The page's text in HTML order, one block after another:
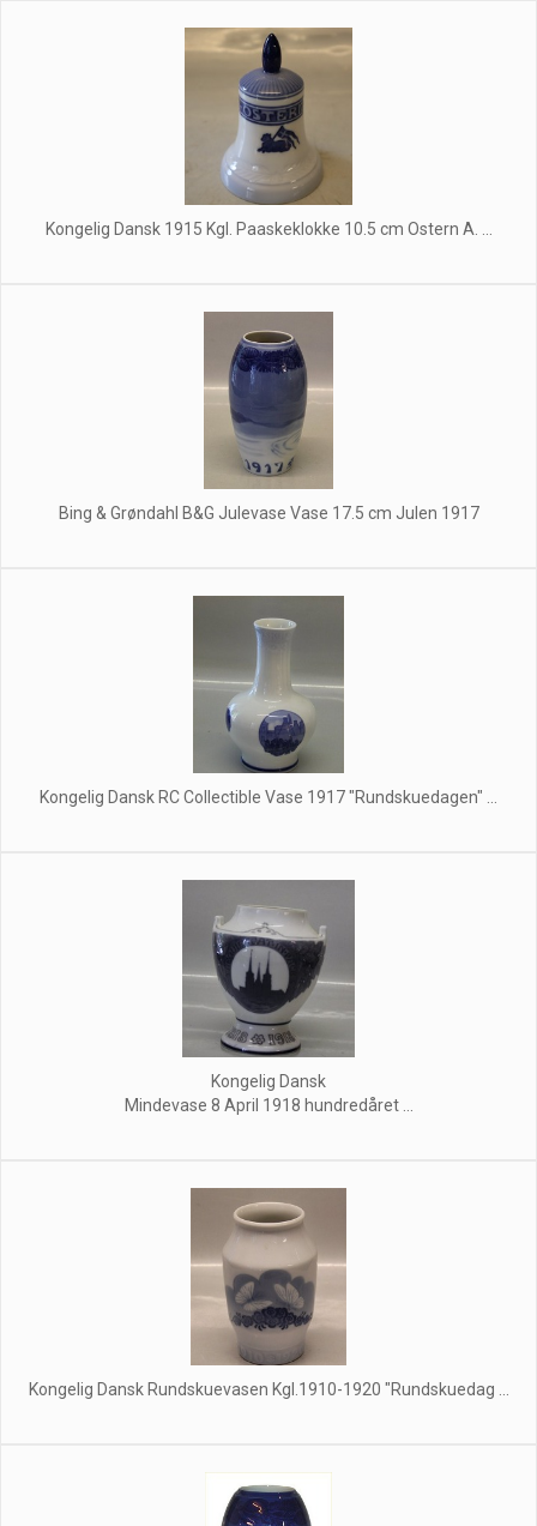
Kongelig Dansk 1915 Kgl. Paaskeklokke 10.5 cm Ostern A. ...
Bing & Grøndahl B&G Julevase Vase 17.5 cm Julen 1917
Kongelig Dansk RC Collectible Vase 1917 "Rundskuedagen" ...
Kongelig Dansk
Mindevase 8 April 1918 hundredåret ...
Kongelig Dansk Rundskuevasen Kgl.1910-1920 "Rundskuedag ...